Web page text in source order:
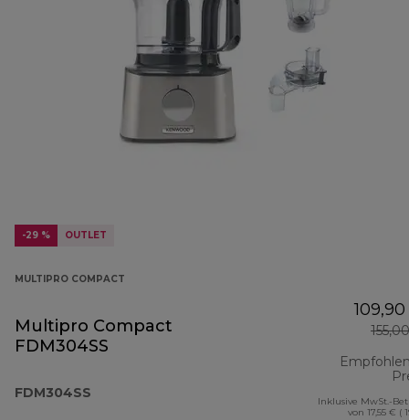
-29 % OUTLET
MULTIPRO COMPACT
Multipro Compact
FDM304SS
FDM304SS
Inklusive MwSt.-
von 17,55 € (